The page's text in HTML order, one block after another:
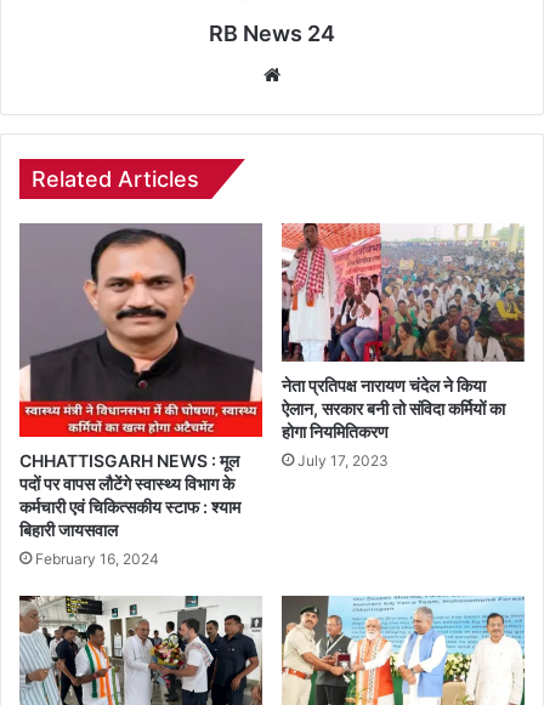
RB News 24
Related Articles
CHHATTISGARH NEWS : मूल
पदों पर वापस लौटेंगे स्वास्थ्य विभाग के
कर्मचारी एवं चिकित्सकीय स्टाफ : श्याम
बिहारी जायसवाल
February 16, 2024
नेता प्रतिपक्ष नारायण चंदेल ने किया
ऐलान, सरकार बनी तो संविदा कर्मियों का
होगा नियमितिकरण
July 17, 2023